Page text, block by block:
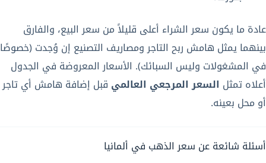
عادة ما يكون سعر الشراء أعلى قليلاً من سعر البيع، والفارق
بينهما يمثل هامش ربح التاجر ومصاريف التصنيع إن وُجدت (خصوصًا
في المشغولات وليس السبائك). الأسعار المعروضة في الجدول
أعلاه تمثل السعر المرجعي العالمي قبل إضافة هامش أي تاجر
أو محل بعينه.
أسئلة شائعة عن سعر الذهب في ألمانيا